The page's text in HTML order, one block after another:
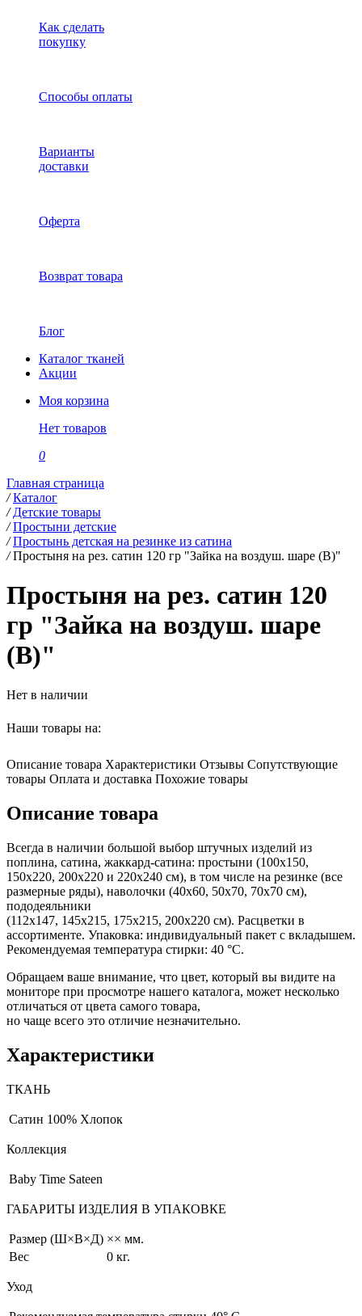
Как сделать
покупку
Способы оплаты
Варианты
доставки
Оферта
Возврат товара
Блог
Каталог тканей
Акции
Моя корзина
Нет товаров
0
Главная страница
/ Каталог
/ Детские товары
/ Простыни детские
/ Простынь детская на резинке из сатина
/ Простыня на рез. сатин 120 гр "Зайка на воздуш. шаре (В)"
Простыня на рез. сатин 120
гр "Зайка на воздуш. шаре
(В)"
Нет в наличии
Наши товары на:
Описание товара Характеристики Отзывы Сопутствующие
товары Оплата и доставка Похожие товары
Описание товара
Всегда в наличии большой выбор штучных изделий из
поплина, сатина, жаккард-сатина: простыни (100х150,
150х220, 200х220 и 220х240 см), в том числе на резинке (все
размерные ряды), наволочки (40х60, 50х70, 70х70 см),
пододеяльники
(112х147, 145х215, 175х215, 200х220 см). Расцветки в
ассортименте. Упаковка: индивидуальный пакет с вкладышем.
Рекомендуемая температура стирки: 40 °С.
Обращаем ваше внимание, что цвет, который вы видите на
мониторе при просмотре нашего каталога, может несколько
отличаться от цвета самого товара,
но чаще всего это отличие незначительно.
Характеристики
ТКАНЬ
Сатин 100% Хлопок
Коллекция
Baby Time Sateen
ГАБАРИТЫ ИЗДЕЛИЯ В УПАКОВКЕ
Размер (Ш×В×Д) ×× мм.
Вес
0 кг.
Уход